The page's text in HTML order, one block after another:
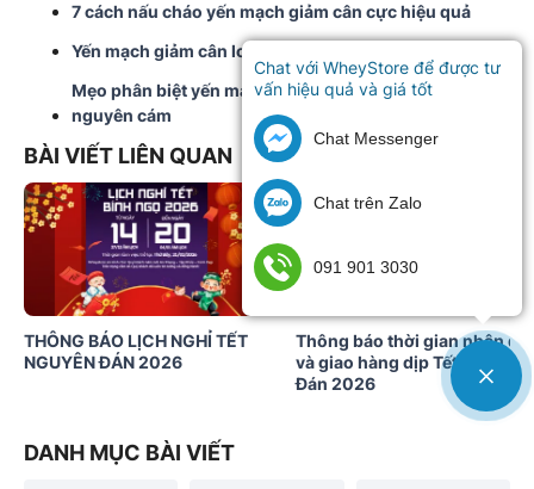
7 cách nấu cháo yến mạch giảm cân cực hiệu quả
Yến mạch giảm cân loại nào tốt?
Mẹo phân biệt yến mạch nguyên chất và yến mạch
nguyên cám
BÀI VIẾT LIÊN QUAN
THÔNG BÁO LỊCH NGHỈ TẾT
NGUYÊN ĐÁN 2026
Thông báo thời gian nhận
và giao hàng dịp Tết Nguyên
Đán 2026
DANH MỤC BÀI VIẾT
Chat với WheyStore để được tư
vấn hiệu quả và giá tốt
Chat Messenger
Chat trên Zalo
091 901 3030